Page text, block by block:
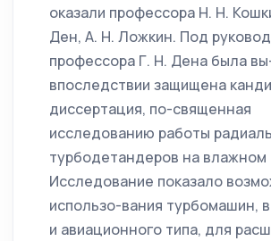
оказали профессора Н. Н.
Ден, А. Н. Ложкин. Под
профессора Г. Н. Дена была
впоследствии защищена
диссертация, по-священная
исследованию работы
турбодетандеров на влажном
Исследование показало
использо-вания турбомашин,
и авиационного типа, для